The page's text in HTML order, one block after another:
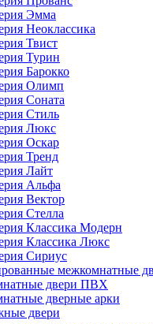
Эмма
Неоклассика
Твист
Турин
Барокко
Олимп
Соната
Стиль
Люкс
Оскар
Тренд
Лайт
Альфа
Вектор
Стелла
Классика Модерн
Классика Люкс
Сириус
межкомнатные
двери ПВХ
дверные арки
двери